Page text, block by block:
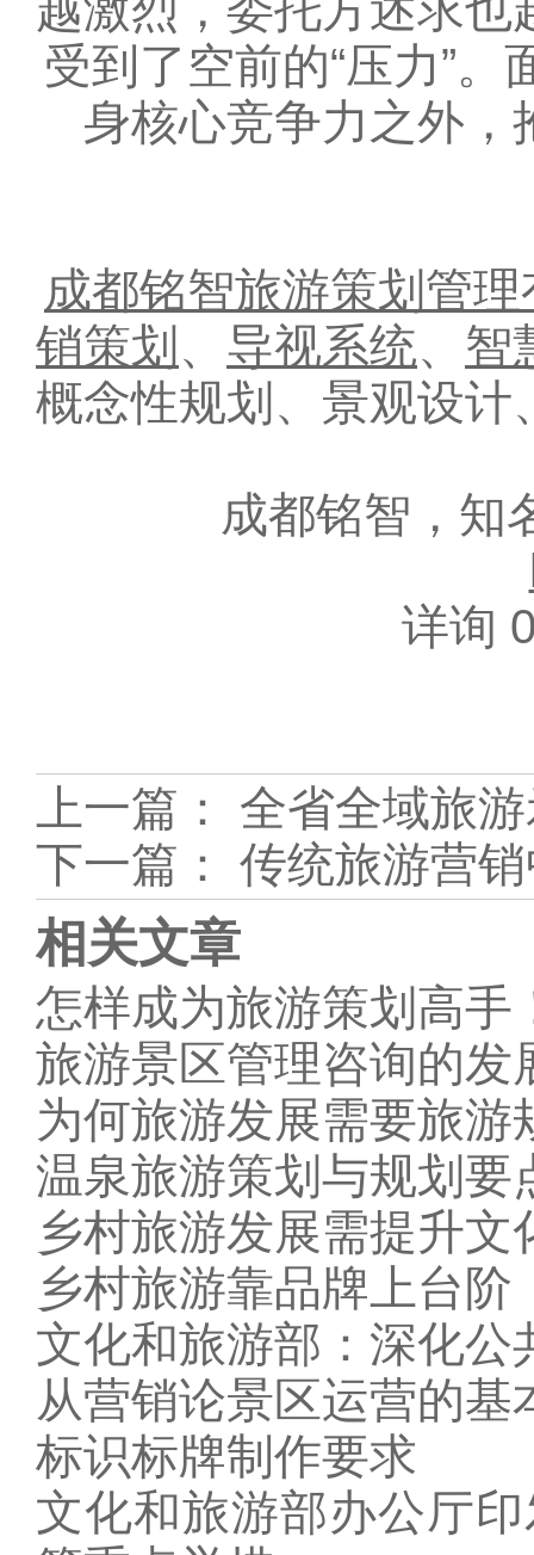
受到了空前的“压力”
身核心竞争力之外，
成都铭智旅游策划管
销策划 、 导视系统、 智
概念性规划、景观设计
成都铭智，知
详询
上一篇： 全省全域旅
下一篇： 传统旅游营
相关文章
怎样成为旅游策划高手
旅游景区管理咨询的发
为何旅游发展需要旅游
温泉旅游策划与规划要
乡村旅游发展需提升文
乡村旅游靠品牌上台阶
文化和旅游部：深化公
从营销论景区运营的基
标识标牌制作要求
文化和旅游部办公厅